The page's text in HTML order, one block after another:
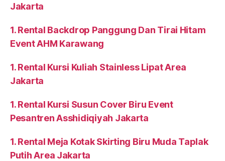
Jakarta
1. Rental Backdrop Panggung Dan Tirai Hitam
Event AHM Karawang
1. Rental Kursi Kuliah Stainless Lipat Area
Jakarta
1. Rental Kursi Susun Cover Biru Event
Pesantren Asshidiqiyah Jakarta
1. Rental Meja Kotak Skirting Biru Muda Taplak
Putih Area Jakarta